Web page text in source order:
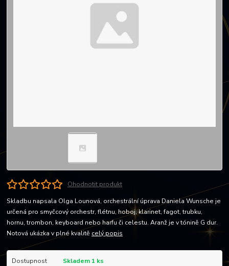
Ohodnotit produkt
Skladbu napsala Olga Lounová, orchestrální úprava Daniela Wunsche je
určená pro smyčcový orchestr, flétnu, hoboj, klarinet, fagot, trubku,
hornu, trombon, keyboard nebo harfu či celestu. Aranž je v tónině G dur.
Notová ukázka v plné kvalitě celý popis
Dostupnost Skladem 1 ks